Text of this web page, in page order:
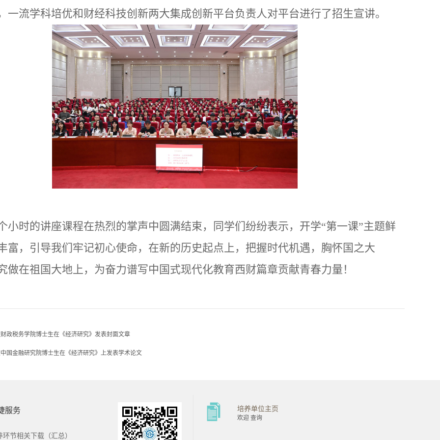
一流学科培优和财经科技创新两大集成创新平台负责人对平台进行了招生宣讲。
小时的讲座课程在热烈的掌声中圆满结束，同学们纷纷表示，开学“第一课”主题鲜
富，引导我们牢记初心使命，在新的历史起点上，把握时代机遇，胸怀国之大
做在祖国大地上，为奋力谱写中国式现代化教育西财篇章贡献青春力量！
政税务学院博士生在《经济研究》发表封面文章
国金融研究院博士生在《经济研究》上发表学术论文
财经大学
西南财经大学
本科教务处
金融学院
服务
环节相关下载（汇总）
培养单位主页
欢迎 查询